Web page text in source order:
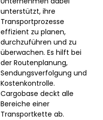
unterstützt, ihre
Transportprozesse
effizient zu planen,
durchzuführen und zu
überwachen. Es hilft bei
der Routenplanung,
Sendungsverfolgung und
Kostenkontrolle.
Cargobase deckt alle
Bereiche einer
Transportkette ab.